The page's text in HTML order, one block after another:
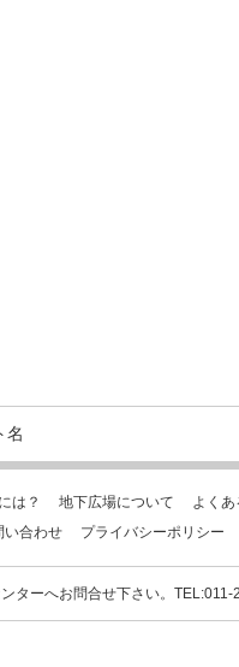
名
は？ 地下広場について
よく
い合わせ プライバシーポリシー
ターへお問合せ下さい。